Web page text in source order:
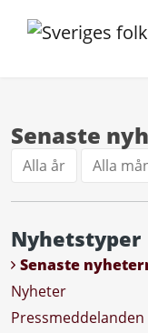
Senaste
Alla år Alla
Nyhetstyper
Senaste
Nyheter
Pressmeddelanden